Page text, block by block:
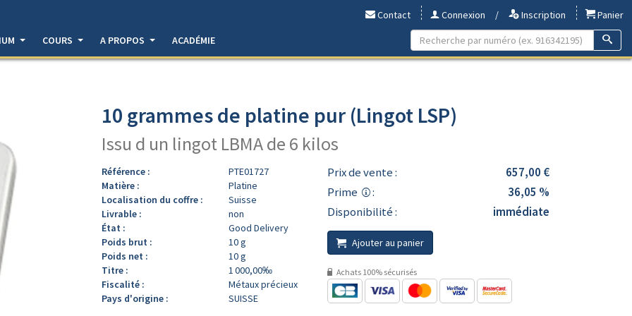
Contact Connexion / Inscription
Panier
COURS A PROPOS ACADÉMIE
10 grammes de platine pur (Lingot LSP)
Issu d un lingot LBMA de 6 kilos
Référence :
PTE01727
Matière :
Platine
Localisation du coffre :
Suisse
Livrable :
non
État :
Good Delivery
Poids brut :
10 g
Poids net :
10 g
Titre :
1 000,00‰
Fiscalité :
Métaux précieux
Pays d'origine :
SUISSE
Prix de vente :
657,00 €
Prime
:
36,05 %
Disponibilité :
immédiate
Ajouter au panier
Achats 100% sécurisés